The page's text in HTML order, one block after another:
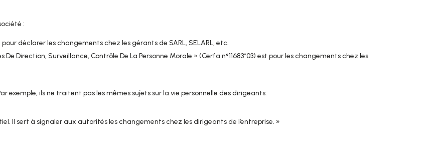
:
déclarer les changements chez les gérants de SARL, SELARL, etc.
Direction, Surveillance, Contrôle De La Personne Morale » (Cerfa n°11683*03) est pour les changements chez les
exemple, ils ne traitent pas les mêmes sujets sur la vie personnelle des dirigeants.
Il sert à signaler aux autorités les changements chez les dirigeants de l’entreprise. »